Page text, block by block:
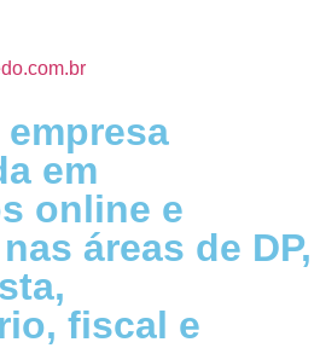
em
online e
áreas de DP,
fiscal e